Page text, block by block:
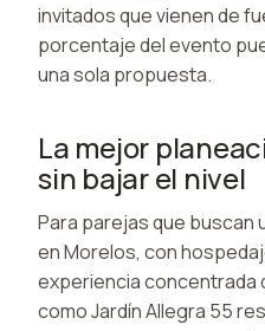
invitados que vienen de
porcentaje del evento
una sola propuesta.
La mejor
sin bajar el nivel
Para parejas que buscan
en Morelos, con
experiencia concentrada
como Jardín Allegra 55